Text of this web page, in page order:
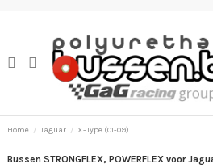
Home Jaguar X-Type (01-09)
Bussen STRONGFLEX, POWERFLEX voor